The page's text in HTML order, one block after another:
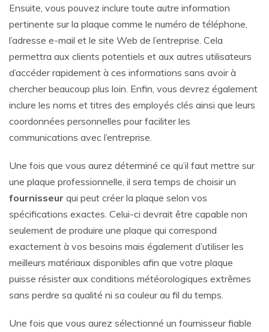
Ensuite, vous pouvez inclure toute autre information
pertinente sur la plaque comme le numéro de téléphone,
l’adresse e-mail et le site Web de l’entreprise. Cela
permettra aux clients potentiels et aux autres utilisateurs
d’accéder rapidement à ces informations sans avoir à
chercher beaucoup plus loin. Enfin, vous devrez également
inclure les noms et titres des employés clés ainsi que leurs
coordonnées personnelles pour faciliter les
communications avec l’entreprise.
Une fois que vous aurez déterminé ce qu’il faut mettre sur
une plaque professionnelle, il sera temps de choisir un
fournisseur qui peut créer la plaque selon vos
spécifications exactes. Celui-ci devrait être capable non
seulement de produire une plaque qui correspond
exactement à vos besoins mais également d’utiliser les
meilleurs matériaux disponibles afin que votre plaque
puisse résister aux conditions météorologiques extrêmes
sans perdre sa qualité ni sa couleur au fil du temps.
Une fois que vous aurez sélectionné un fournisseur fiable